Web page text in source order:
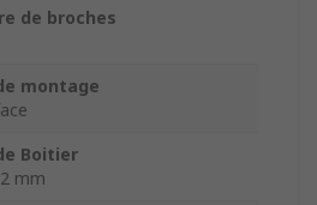
de broches
montage
Boitier
mm